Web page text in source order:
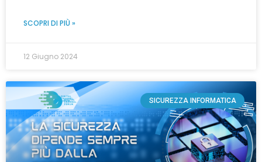
SCOPRI DI PIÙ »
12 Giugno 2024
SICUREZZA INFORMATICA